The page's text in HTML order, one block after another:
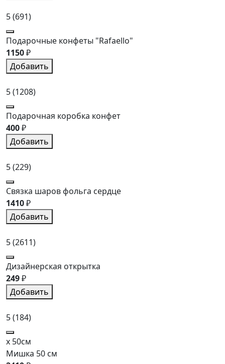
5(691)
Подарочные конфеты "Rafaello"
1150₽
Добавить
5(1208)
Подарочная коробка конфет
400₽
Добавить
5(229)
Связка шаров фольга сердце
1410₽
Добавить
5(2611)
Дизайнерская открытка
249₽
Добавить
5(184)
x 50см
Мишка 50 см